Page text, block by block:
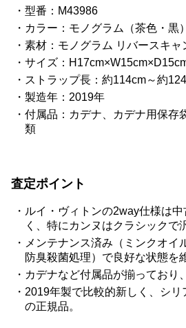
型番：M43986
カラー：モノグラム（茶色・黒）
素材：モノグラム リバースキャ
サイズ：
ストラップ長：約114cm～約
製造年：2019年
付属品：カデナ、カデナ用保存
類
査定ポイント
ルイ・ヴィトンの2way仕様は
く、特にカンヌはクラシックで
メンテナンス済み（ミンクオイ
防臭殺菌処理）で良好な状態を
カデナなど付属品が揃っており
2019年製で比較的新しく、シ
の正規品。